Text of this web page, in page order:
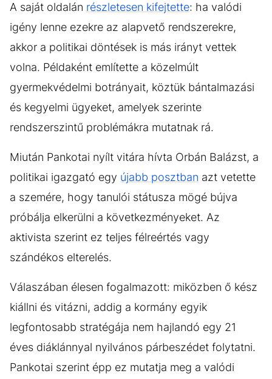
A saját oldalán részletesen kifejtette: ha valódi
igény lenne ezekre az alapvető rendszerekre,
akkor a politikai döntések is más irányt vettek
volna. Példaként említette a közelmúlt
gyermekvédelmi botrányait, köztük bántalmazási
és kegyelmi ügyeket, amelyek szerinte
rendszerszintű problémákra mutatnak rá.
Miután Pankotai nyílt vitára hívta Orbán Balázst, a
politikai igazgató egy újabb posztban azt vetette
a szemére, hogy tanulói státusza mögé bújva
próbálja elkerülni a következményeket. Az
aktivista szerint ez teljes félreértés vagy
szándékos elterelés.
Válaszában élesen fogalmazott: miközben ő kész
kiállni és vitázni, addig a kormány egyik
legfontosabb stratégája nem hajlandó egy 21
éves diáklánnyal nyilvános párbeszédet folytatni.
Pankotai szerint épp ez mutatja meg a valódi